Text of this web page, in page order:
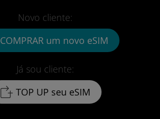
Já sou cliente:
TOP UP seu eSIM
Novo cliente:
COMPRAR um novo eSIM